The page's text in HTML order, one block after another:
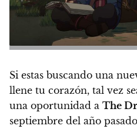
Si estas buscando una
llene tu corazón, tal vez
una oportunidad a The
septiembre del año